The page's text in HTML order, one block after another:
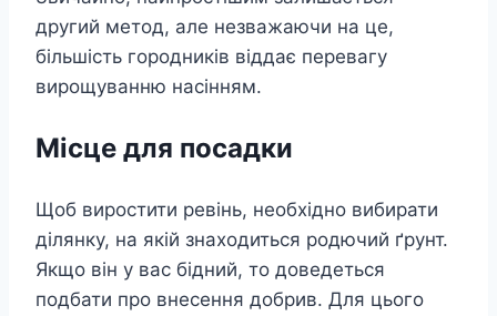
другий метод, але незважаючи на це,
більшість городників віддає перевагу
вирощуванню насінням.
Місце для посадки
Щоб виростити ревінь, необхідно вибирати
ділянку, на якій знаходиться родючий ґрунт.
Якщо він у вас бідний, то доведеться
подбати про внесення добрив. Для цього